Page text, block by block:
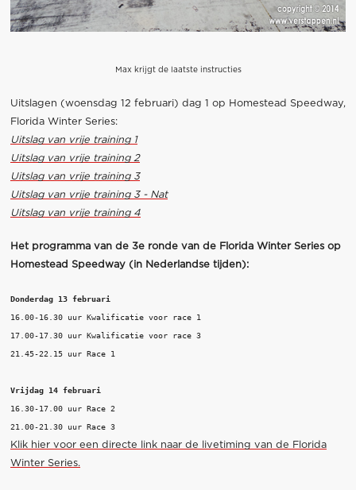
Max krijgt de laatste instructies
Uitslagen (woensdag 12 februari) dag 1 op Homestead Speedway,
Florida Winter Series:
Uitslag van vrije training 1
Uitslag van vrije training 2
Uitslag van vrije training 3
Uitslag van vrije training 3 - Nat
Uitslag van vrije training 4
Het programma van de 3e ronde van de Florida Winter Series op
Homestead Speedway (in Nederlandse tijden):
Donderdag 13 februari
16.00-16.30 uur Kwalificatie voor race 1
17.00-17.30 uur Kwalificatie voor race 3
21.45-22.15 uur Race 1
Vrijdag 14 februari
16.30-17.00 uur Race 2
21.00-21.30 uur Race 3
Klik hier voor een directe link naar de livetiming van de Florida
Winter Series.